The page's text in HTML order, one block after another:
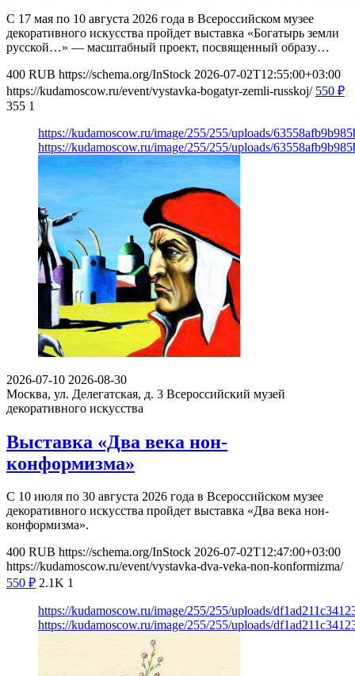
С 17 мая по 10 августа 2026 года в Всероссийском музее
декоративного искусства пройдет выставка «Богатырь земли
русской…» — масштабный проект, посвященный образу…
400 RUB https://schema.org/InStock 2026-07-02T12:55:00+03:00
https://kudamoscow.ru/event/vystavka-bogatyr-zemli-russkoj/ 550 ₽
355 1
https://kudamoscow.ru/image/255/255/uploads/
https://kudamoscow.ru/image/255/255/uploads/
2026-07-10 2026-08-30
Москва, ул. Делегатская, д. 3 Всероссийский музей
декоративного искусства
Выставка «Два века нон-
конформизма»
С 10 июля по 30 августа 2026 года в Всероссийском музее
декоративного искусства пройдет выставка «Два века нон-
конформизма».
400 RUB https://schema.org/InStock 2026-07-02T12:47:00+03:00
https://kudamoscow.ru/event/vystavka-dva-veka-non-konformizma/
550 ₽ 2.1K 1
https://kudamoscow.ru/image/255/255/uploads/
https://kudamoscow.ru/image/255/255/uploads/